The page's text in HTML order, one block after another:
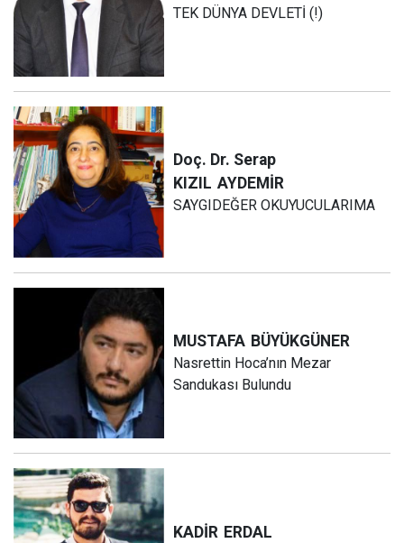
TEK DÜNYA DEVLETİ (!)
Doç. Dr. Serap
KIZIL AYDEMİR
SAYGIDEĞER OKUYUCULARIMA
MUSTAFA BÜYÜKGÜNER
Nasrettin Hoca’nın Mezar
Sandukası Bulundu
KADİR ERDAL